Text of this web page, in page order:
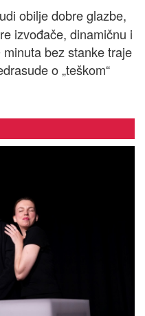
obilje dobre glazbe,
izvođače, dinamičnu i
bez stanke traje
o „teškom“